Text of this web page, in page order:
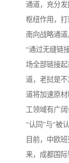
通道，充分
枢纽作用，
南向战略通道
“通过无缝链
场全部链接
道，老挝是
道将加速原
工领域有广阔
“认同”与“被
目前，中欧
来，成都国